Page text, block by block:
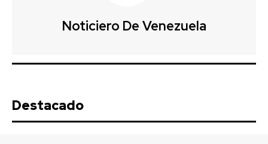
Noticiero De Venezuela
Destacado